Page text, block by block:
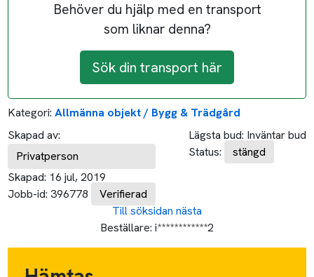
Behöver du hjälp med en transport
som liknar denna?
Sök din transport här
Kategori: Allmänna objekt / Bygg & Trädgård
Skapad av:
Privatperson
Skapad: 16 jul, 2019
Jobb-id: 396778 Verifierad
Lägsta bud: Inväntar bud
Status:
stängd
Till söksidan nästa
Beställare: i************2